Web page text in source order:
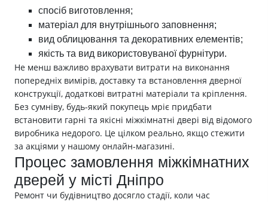
спосіб виготовлення;
матеріал для внутрішнього заповнення;
вид облицювання та декоративних елементів;
якість та вид використовуваної фурнітури.
Не менш важливо врахувати витрати на виконання
попередніх вимірів, доставку та встановлення дверної
конструкції, додаткові витратні матеріали та кріплення.
Без сумніву, будь-який покупець мріє придбати
встановити гарні та якісні міжкімнатні двері від відомого
виробника недорого. Це цілком реально, якщо стежити
за акціями у нашому онлайн-магазині.
Процес замовлення міжкімнатних
дверей у місті Дніпро
Ремонт чи будівництво досягло стадії, коли час